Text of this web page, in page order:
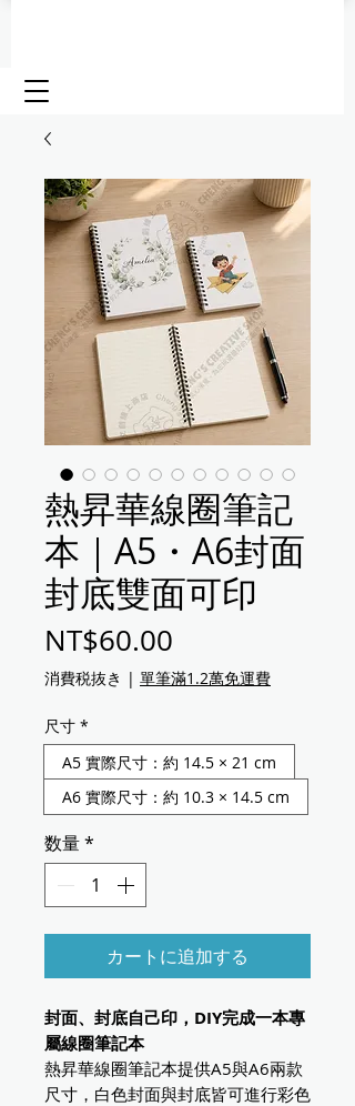
熱昇華線圈筆記
本｜A5・A6封面
封底雙面可印
NT$60.00
消費税抜き | 單筆滿1.2萬免運費
尺寸 *
A5 實際尺寸：約 14.5 × 21 cm
A6 實際尺寸：約 10.3 × 14.5 cm
数量*
カートに追加する
封面、封底自己印，DIY完成一本專
屬線圈筆記本
熱昇華線圈筆記本提供A5與A6兩款
尺寸，白色封面與封底皆可進行彩色